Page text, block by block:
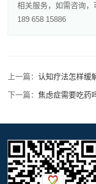
相关服务，如需咨询，
189 658 15886
上一篇： 认知疗法怎样缓
下一篇： 焦虑症需要吃药